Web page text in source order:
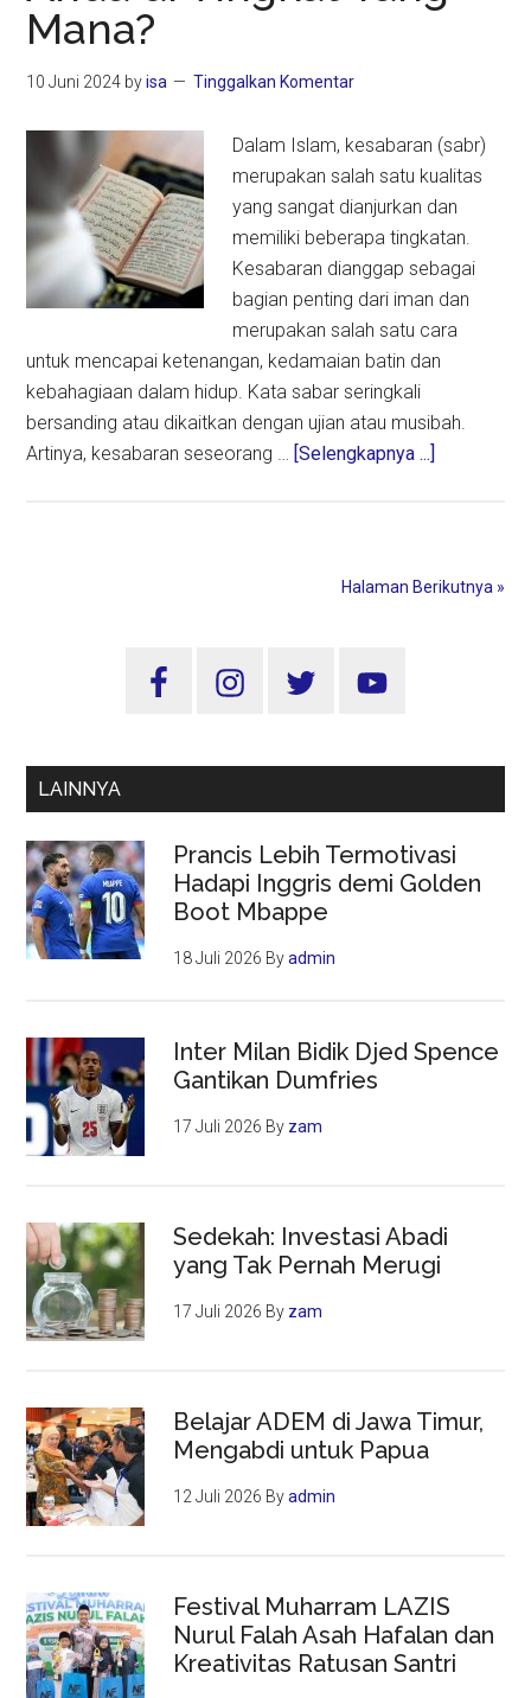
Mana?
10 Juni 2024 byisa Tinggalkan Komentar
Dalam Islam, kesabaran (sabr)
merupakan salah satu kualitas
yang sangat dianjurkan dan
memiliki beberapa tingkatan.
Kesabaran dianggap sebagai
bagian penting dari iman dan
merupakan salah satu cara
untuk mencapai ketenangan, kedamaian batin dan
kebahagiaan dalam hidup. Kata sabar seringkali
bersanding atau dikaitkan dengan ujian atau musibah.
Artinya, kesabaran seseorang … [Selengkapnya ...]
di
Halaman Berikutnya »
Sidebar
LAINNYA
Prancis Lebih Termotivasi
Hadapi Inggris demi Golden
Boot Mbappe
18 Juli 2026 Byadmin
Inter Milan Bidik Djed Spence
Gantikan Dumfries
17 Juli 2026 By zam
Sedekah: Investasi Abadi
yang Tak Pernah Merugi
17 Juli 2026 By zam
Belajar ADEM di Jawa Timur,
Mengabdi untuk Papua
12 Juli 2026 Byadmin
Festival Muharram LAZIS
Nurul Falah Asah Hafalan dan
Kreativitas Ratusan Santri